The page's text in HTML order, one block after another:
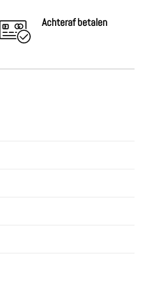
Achterafbetalen